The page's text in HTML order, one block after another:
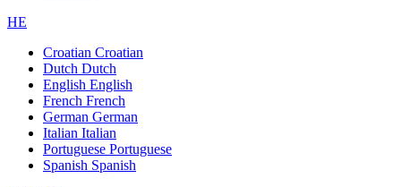
HE
Croatian Croatian
Dutch Dutch
English English
French French
German German
Italian Italian
Portuguese Portuguese
Spanish Spanish